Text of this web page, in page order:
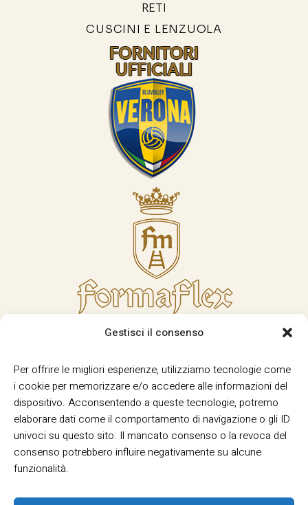
Gestisci il consenso
Per offrire le migliori esperienze, utilizziamo tecnologie come
i cookie per memorizzare e/o accedere alle informazioni del
dispositivo. Acconsentendo a queste tecnologie, potremo
elaborare dati come il comportamento di navigazione o gli ID
univoci su questo sito. Il mancato consenso o la revoca del
consenso potrebbero influire negativamente su alcune
funzionalità.
RETI
CUSCINI E LENZUOLA